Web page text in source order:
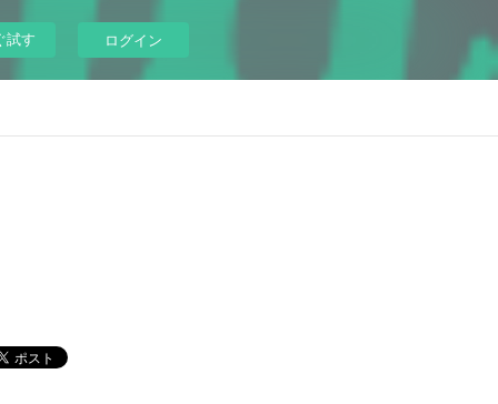
試す ログイン